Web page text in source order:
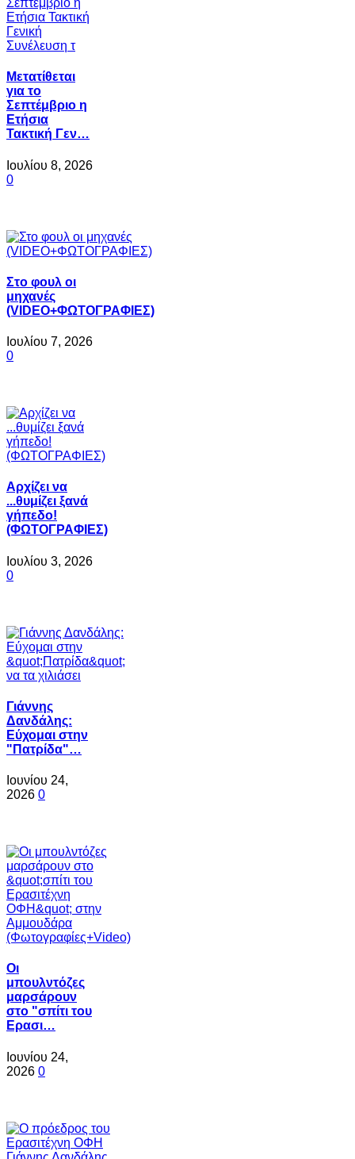
Μετατίθεται
για το
Σεπτέμβριο η
Ετήσια
Τακτική Γεν…
Ιουλίου 8, 2026
0
Στο φουλ οι
μηχανές
(VIDEO+ΦΩΤΟΓΡΑΦΙΕΣ)
Ιουλίου 7, 2026
0
Αρχίζει να
...θυμίζει ξανά
γήπεδο!
(ΦΩΤΟΓΡΑΦΙΕΣ)
Ιουλίου 3, 2026
0
Γιάννης
Δανδάλης:
Εύχομαι στην
"Πατρίδα"…
Ιουνίου 24,
2026 0
Oι
μπουλντόζες
μαρσάρουν
στο "σπίτι του
Ερασι…
Ιουνίου 24,
2026 0